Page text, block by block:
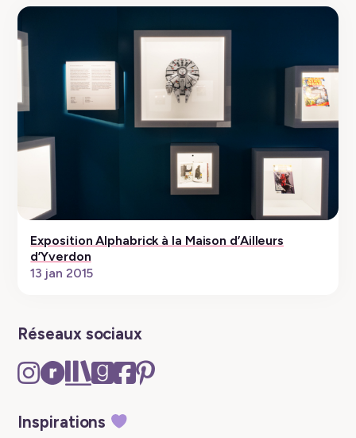
Exposition Alphabrick à la Maison d’Ailleurs
d’Yverdon
13 jan 2015
Réseaux sociaux
Instagram
–
tab
Ravelry
–
tab
The
Storygraph
New
Goodreads
–
tab
Facebook
–
Pinterest
Inspirations